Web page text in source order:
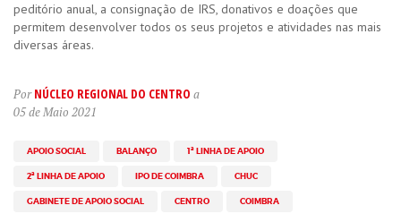
peditório anual, a consignação de IRS, donativos e doações que
permitem desenvolver todos os seus projetos e atividades nas mais
diversas áreas.
PorNÚCLEO REGIONAL DO CENTRO a
05 de Maio 2021
APOIO SOCIAL BALANÇO 1ª LINHA DE APOIO
2ª LINHA DE APOIO IPO DE COIMBRA CHUC
GABINETE DE APOIO SOCIAL CENTRO COIMBRA